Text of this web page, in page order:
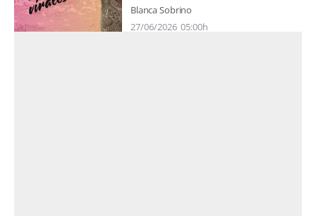
Blanca Sobrino
27/06/2026 05:00h